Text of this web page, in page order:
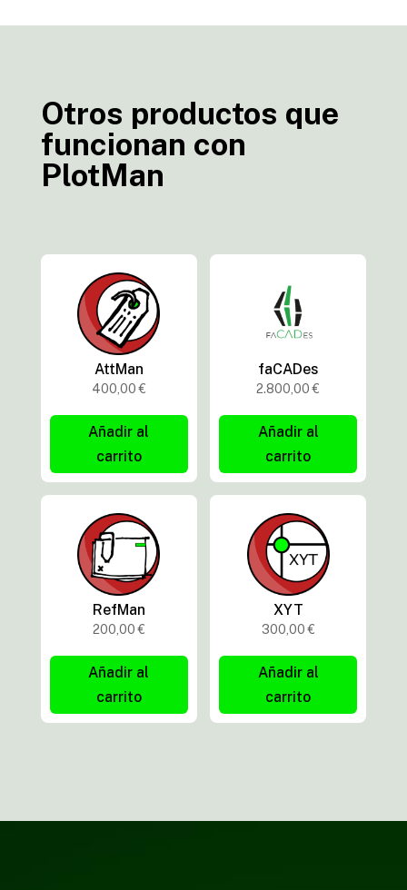
Otros productos que
funcionan con
PlotMan
AttMan
400,00€
Añadir al
carrito
faCADes
2.800,00€
Añadir al
carrito
RefMan
200,00€
Añadir al
carrito
XYT
300,00€
Añadir al
carrito